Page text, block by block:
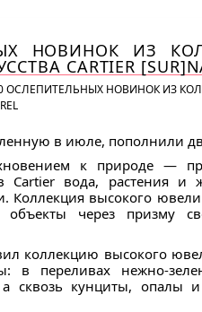
НОВИНОК ИЗ
CARTIER
ОСЛЕПИТЕЛЬНЫХ НОВИНОК ИЗ
в июле, пополнили
к природе —
Cartier вода, растения
высокого
объекты через призму
коллекцию высокого
в переливах нежно-
а сквозь кунциты, опалы